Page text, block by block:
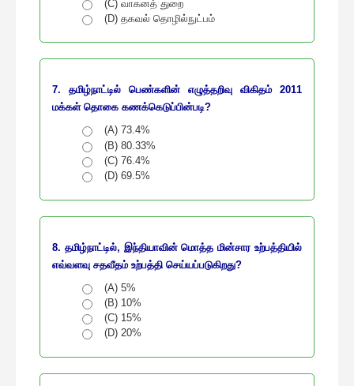
(C) வாகனத் துறை
(D) தகவல் தொழில்நுட்பம்
7. தமிழ்நாட்டில் பெண்களின் எழுத்தறிவு விகிதம் 2011
மக்கள் தொகை கணக்கெடுப்பின்படி?
(A) 73.4%
(B) 80.33%
(C) 76.4%
(D) 69.5%
8. தமிழ்நாட்டில், இந்தியாவின் மொத்த மின்சார உற்பத்தியில்
எவ்வளவு சதவீதம் உற்பத்தி செய்யப்படுகிறது?
(A) 5%
(B) 10%
(C) 15%
(D) 20%